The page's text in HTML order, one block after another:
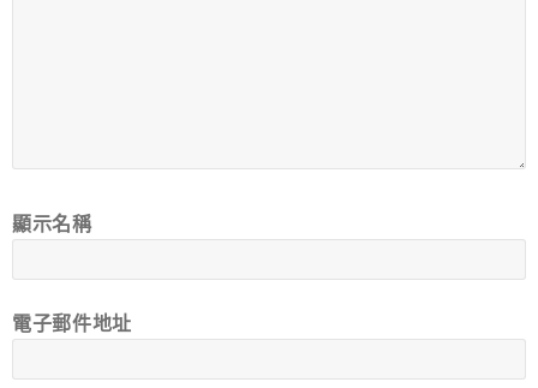
顯示名稱
電子郵件地址